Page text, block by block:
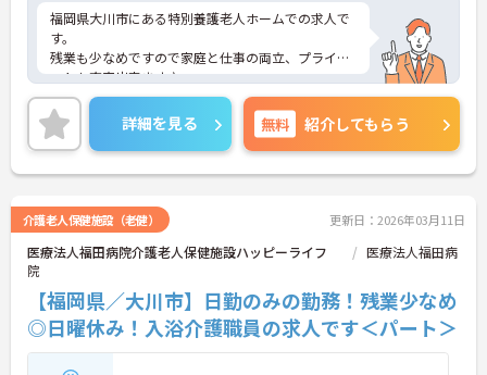
福岡県大川市にある特別養護老人ホームでの求人で
す。
残業も少なめですので家庭と仕事の両立、プライベ
ートも充実出来ます♪
賞与4.50ヶ月分支給実績もあり、頑張りがしっかり
と反映されるのもおすすめしたいポイントのひとつ
☆
駐車場が完備されていて、マイカー通勤が可能なた
め、通勤に便利です。
さい。更に詳細などお伝えします。
詳細を見る 無料 紹介してもらう
介護老人保健施設（老健） 更新日：2026年03月11日
医療法人福田病院介護老人保健施設ハッピーライフ
医療法人福田病
院
【福岡県／大川市】日勤のみの勤務！残業少なめ
◎日曜休み！入浴介護職員の求人です＜パート＞